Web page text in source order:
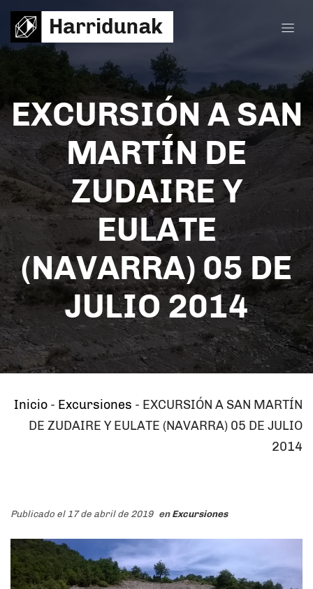
EXCURSIÓN A SAN
MARTÍN DE
ZUDAIRE Y
EULATE
(NAVARRA) 05 DE
JULIO 2014
Inicio - Excursiones - EXCURSIÓN A SAN MARTÍN
DE ZUDAIRE Y EULATE (NAVARRA) 05 DE JULIO
2014
Publicado el 17 de abril de 2019 enExcursiones